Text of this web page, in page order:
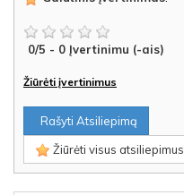
0/5 - 0 Įvertinimu (-ais)
Žiūrėti įvertinimus
Rašyti Atsiliepimą
Žiūrėti visus atsiliepimus